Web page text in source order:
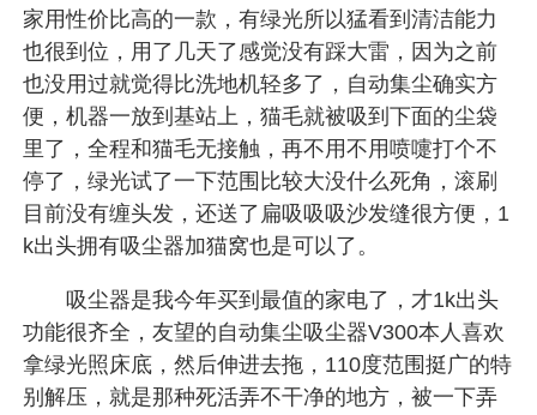
家用性价比高的一款，有绿光所以猛看到清洁能力
也很到位，用了几天了感觉没有踩大雷，因为之前
也没用过就觉得比洗地机轻多了，自动集尘确实方
便，机器一放到基站上，猫毛就被吸到下面的尘袋
里了，全程和猫毛无接触，再不用不用喷嚏打个不
停了，绿光试了一下范围比较大没什么死角，滚刷
目前没有缠头发，还送了扁吸吸吸沙发缝很方便，1
k出头拥有吸尘器加猫窝也是可以了。
吸尘器是我今年买到最值的家电了，才1k出头
功能很齐全，友望的自动集尘吸尘器V300本人喜欢
拿绿光照床底，然后伸进去拖，110度范围挺广的特
别解压，就是那种死活弄不干净的地方，被一下弄